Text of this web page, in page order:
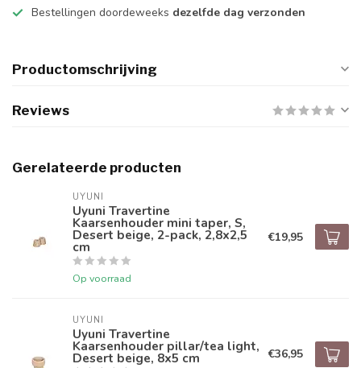
Bestellingen doordeweeks dezelfde dag verzonden
Productomschrijving
Reviews
Gerelateerde producten
UYUNI
Uyuni Travertine
Kaarsenhouder mini taper, S,
Desert beige, 2-pack, 2,8x2,5
cm
Op voorraad
€19,95
UYUNI
Uyuni Travertine
Kaarsenhouder pillar/tea light,
Desert beige, 8x5 cm €36,95